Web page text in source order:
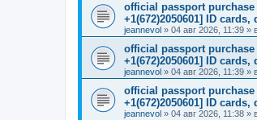
official passport purchase
+1(672)2050601] ID cards,
jeannevol » 04 авг 2026, 11:39 »
official passport purchase
+1(672)2050601] ID cards,
jeannevol » 04 авг 2026, 11:39 »
official passport purchase
+1(672)2050601] ID cards,
jeannevol » 04 авг 2026, 11:38 »